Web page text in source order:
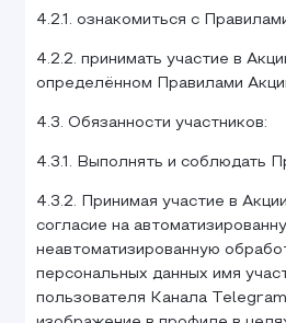
4.2.1. ознакомиться с
4.2.2. принимать участие в
определённом Правилами
4.3. Обязанности участников:
4.3.1. Выполнять и соблюдать
4.3.2. Принимая участие в
согласие на
неавтоматизированную
персональных данных имя
пользователя Канала